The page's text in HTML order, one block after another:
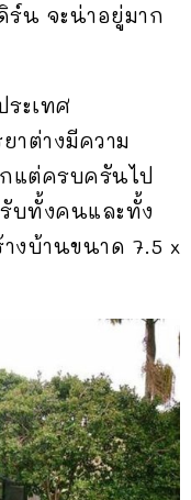
น จะน่าอยู่มาก
ะเทศ
าต่างมีความ
แต่ครบครันไป
บทั้งคนและทั้ง
งบ้านขนาด 7.5 x